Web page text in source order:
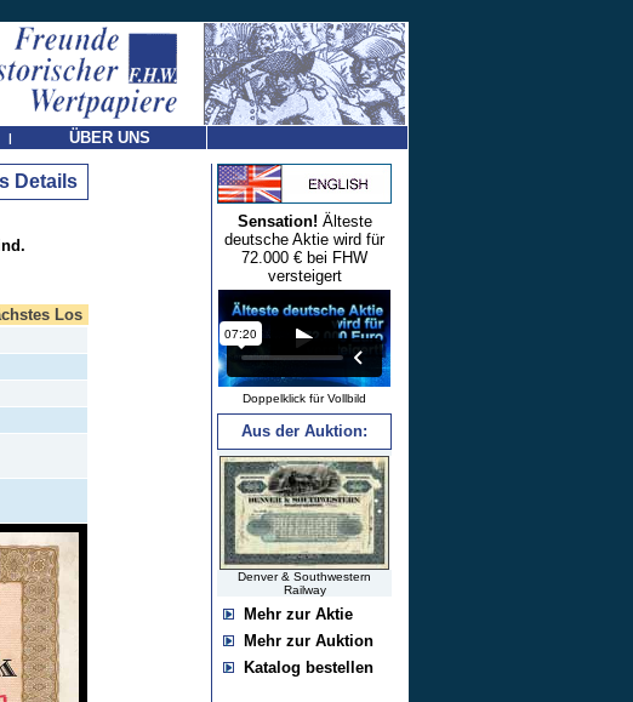
| ÜBER UNS
Details
Los
Sensation! Älteste
deutsche Aktie wird für
72.000 € bei FHW
versteigert
Doppelklick für Vollbild
Aus der Auktion:
Denver & Southwestern
Railway
Mehr zur Aktie
Mehr zur Auktion
Katalog bestellen